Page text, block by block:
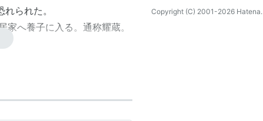
られた。
へ養子に入る。通称耀蔵。
者であった。
Copyright (C) 2001-2026 Hatena.